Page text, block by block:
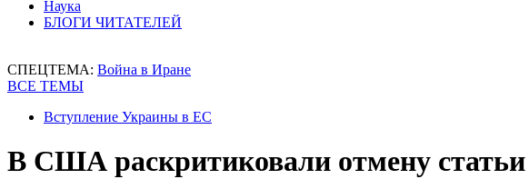
Наука
БЛОГИ ЧИТАТЕЛЕЙ
СПЕЦТЕМА: Война в Иране
ВСЕ ТЕМЫ
Вступление Украины в ЕС
В США раскритиковали отмену